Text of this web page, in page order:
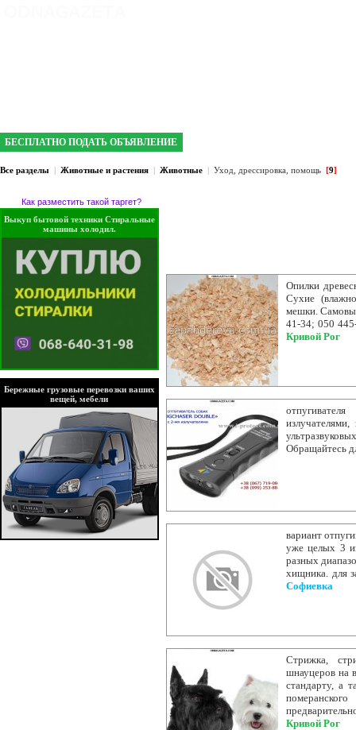
БЕСПЛАТНО ПОДАТЬ ОБЪЯВЛЕНИЕ
Все разделы | Животные и растения | Животные | Уход, дрессировка, помощь [9]
Как разместить такой таргет?
Выкуп бытовой техники Стиральные
машины холодил.
Бережные грузовые перевозки ваших
вещей, мебели
Опилки
Сухие
мешки.
41-34; 050
Кривой Рог
Обращайтесь
вариант
уже целых 3
разных
хищника. для
Софиевка
Стрижка,
шнауцеров на
стандарту, а
Кривой Рог